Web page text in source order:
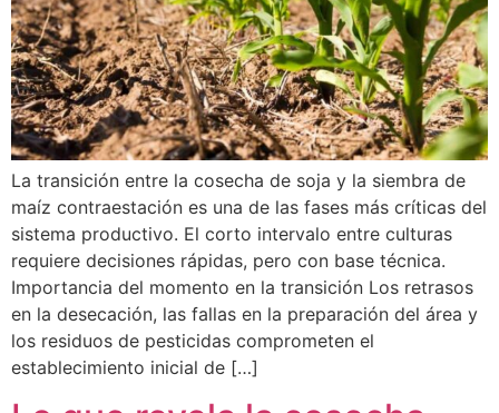
La transición entre la cosecha de soja y la siembra de
maíz contraestación es una de las fases más críticas del
sistema productivo. El corto intervalo entre culturas
requiere decisiones rápidas, pero con base técnica.
Importancia del momento en la transición Los retrasos
en la desecación, las fallas en la preparación del área y
los residuos de pesticidas comprometen el
establecimiento inicial de […]